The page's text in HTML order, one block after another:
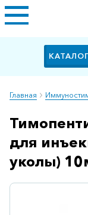
КАТАЛОГ
Главная
Алкоголизм,
Альцгеймера
болезнь
для
уколы)